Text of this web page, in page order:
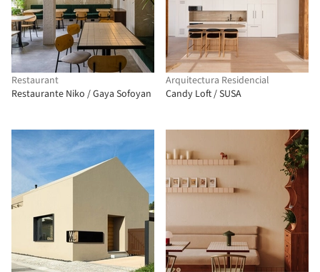
Restaurant
Restaurante Niko / Gaya Sofoyan
Arquitectura Residencial
Candy Loft / SUSA